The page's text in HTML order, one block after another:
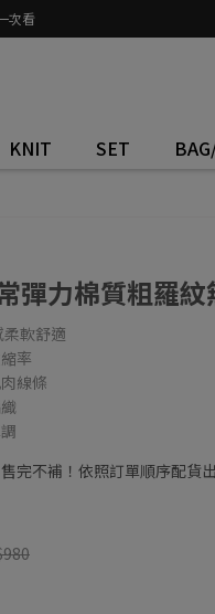
次看
KNIT SET
彈力棉質粗羅
軟舒適
率
線條
完不補！依照訂單順序配貨